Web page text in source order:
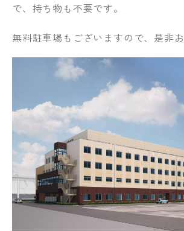
で、持ち物も不要です。
無料駐車場もございますので、是非お